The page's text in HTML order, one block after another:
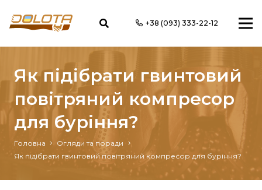
+38 (093) 333-22-12
Як підібрати гвинтовий
повітряний компресор
для буріння?
Головна
Огляди та поради
Як підібрати гвинтовий повітряний компресор для буріння?